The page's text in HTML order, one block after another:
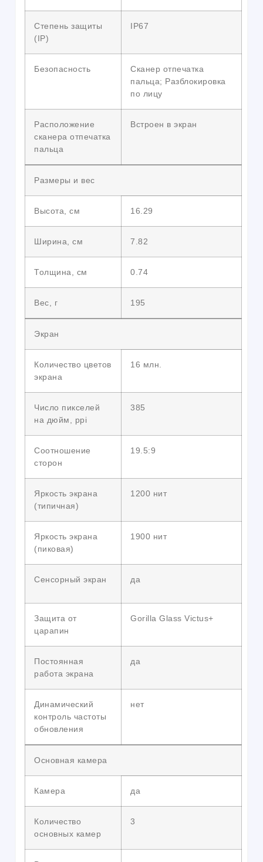
Степень защиты
(IP)
IP67
Безопасность
Сканер отпечатка
пальца; Разблокировка
по лицу
Расположение
сканера отпечатка
пальца
Встроен в экран
Размеры и вес
Высота, см 16.29
Ширина, см 7.82
Толщина, см 0.74
Вес, г 195
Экран
Количество цветов
экрана
16 млн.
Число пикселей
на дюйм, ppi
385
Соотношение
сторон
19.5:9
Яркость экрана
(типичная)
1200 нит
Яркость экрана
(пиковая)
1900 нит
Сенсорный экран да
Защита от
царапин
Gorilla Glass Victus+
Постоянная
работа экрана
да
Динамический
контроль частоты
обновления
нет
Основная камера
Камера да
Количество
основных камер
3